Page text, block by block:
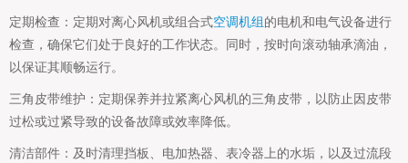
定期检查：定期对离心风机或组合式空调机组的电机和电气设备进行
检查，确保它们处于良好的工作状态。同时，按时向滚动轴承滴油，
以保证其顺畅运行。
三角皮带维护：定期保养并拉紧离心风机的三角皮带，以防止因皮带
过松或过紧导致的设备故障或效率降低。
清洁部件：及时清理挡板、电加热器、表冷器上的水垢，以及过流段